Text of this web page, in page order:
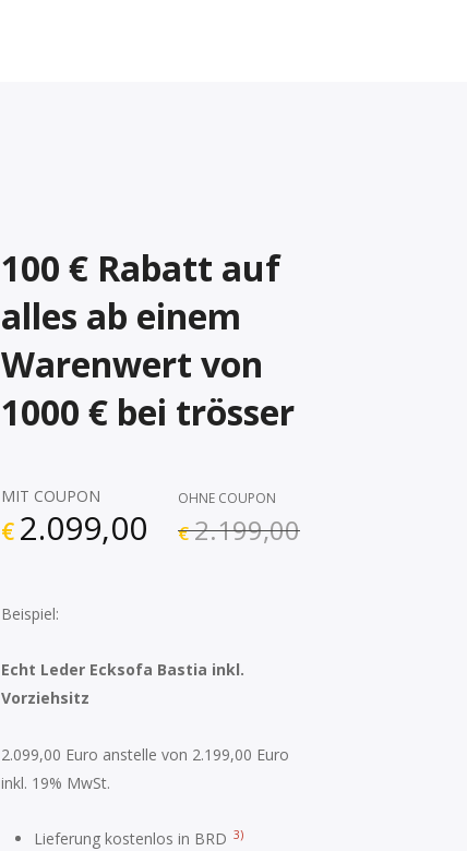
100 € Rabatt auf
alles ab einem
Warenwert von
1000 € bei trösser
MIT COUPON
€ 2.099,00
OHNE COUPON
€ 2.199,00
Beispiel:
Echt Leder Ecksofa Bastia inkl.
Vorziehsitz
2.099,00 Euro anstelle von 2.199,00 Euro
inkl. 19% MwSt.
Lieferung kostenlos in BRD 3)